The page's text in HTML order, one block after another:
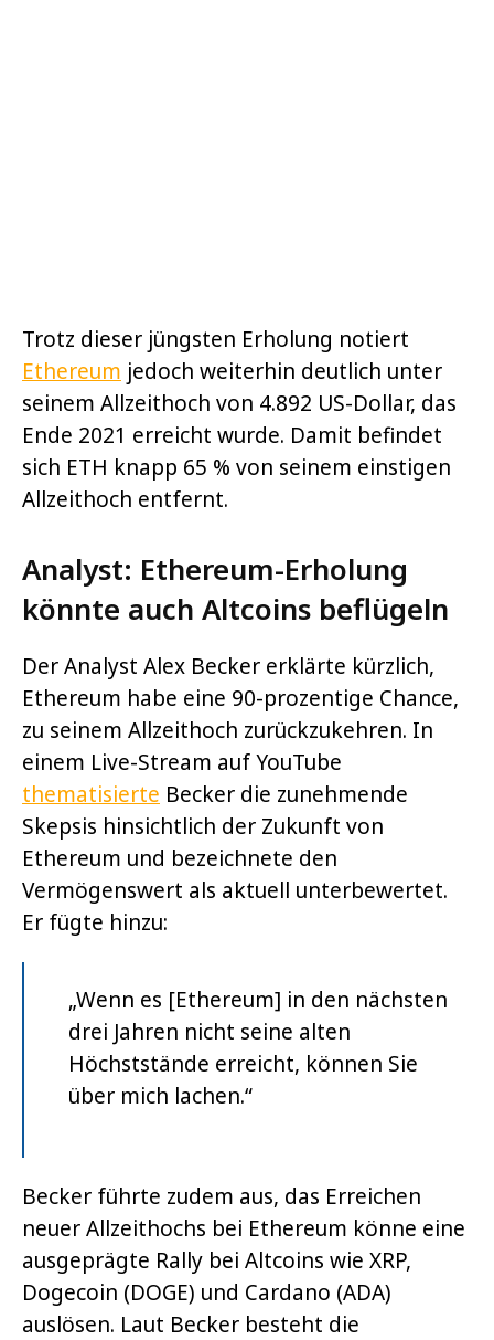
Trotz dieser jüngsten Erholung notiert
Ethereum jedoch weiterhin deutlich unter
seinem Allzeithoch von 4.892 US-Dollar, das
Ende 2021 erreicht wurde. Damit befindet
sich ETH knapp 65 % von seinem einstigen
Allzeithoch entfernt.
Analyst: Ethereum-Erholung
könnte auch Altcoins beflügeln
Der Analyst Alex Becker erklärte kürzlich,
Ethereum habe eine 90-prozentige Chance,
zu seinem Allzeithoch zurückzukehren. In
einem Live-Stream auf YouTube
thematisierte Becker die zunehmende
Skepsis hinsichtlich der Zukunft von
Ethereum und bezeichnete den
Vermögenswert als aktuell unterbewertet.
Er fügte hinzu:
„Wenn es [Ethereum] in den nächsten
drei Jahren nicht seine alten
Höchststände erreicht, können Sie
über mich lachen.“
Becker führte zudem aus, das Erreichen
neuer Allzeithochs bei Ethereum könne eine
ausgeprägte Rally bei Altcoins wie XRP,
Dogecoin (DOGE) und Cardano (ADA)
auslösen. Laut Becker besteht die